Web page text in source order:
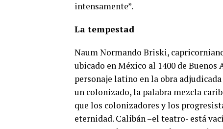
intensamente”.
La tempestad
Naum Normando Briski,
ubicado en México al 1400 de
personaje latino en la obra
un colonizado, la palabra mezcla
que los colonizadores y los
eternidad. Calibán –el teatro- está